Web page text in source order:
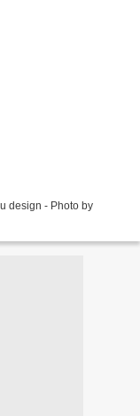
design - Photo by